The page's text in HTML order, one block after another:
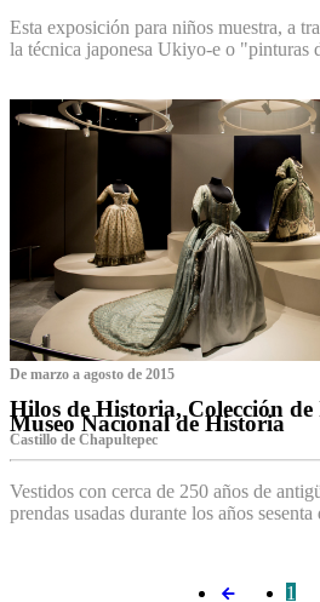
Esta exposición para niños muestra, a
la técnica japonesa Ukiyo-e o
De marzo a agosto de 2015
Hilos de Historia, Colección
Museo Nacional de Historia
Castillo de Chapultepec
Vestidos con cerca de 250 años de
prendas usadas durante los años
1